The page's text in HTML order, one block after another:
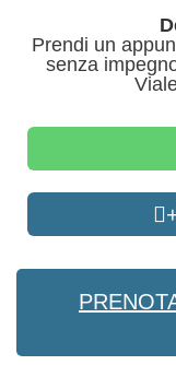
Prendi un
senza